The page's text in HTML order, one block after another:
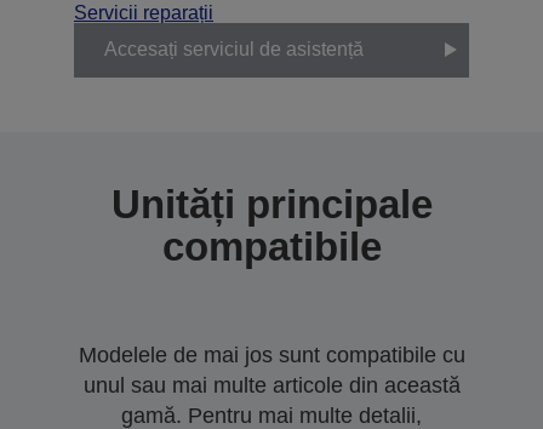
Servicii reparații
Accesați serviciul de asistență
Unități principale
compatibile
Modelele de mai jos sunt compatibile cu
unul sau mai multe articole din această
gamă. Pentru mai multe detalii,